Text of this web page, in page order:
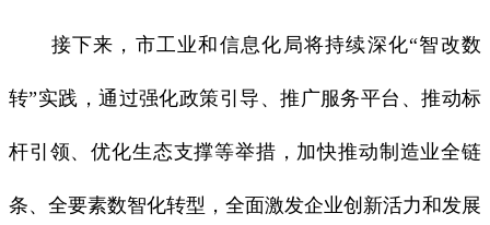
接下来，市工业和信息化局将持续深化“智改数
转”实践，通过强化政策引导、推广服务平台、推动标
杆引领、优化生态支撑等举措，加快推动制造业全链
条、全要素数智化转型，全面激发企业创新活力和发展